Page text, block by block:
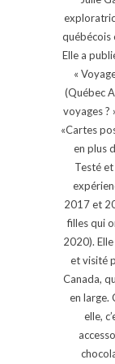
québécois
Elle a
«
(Québec
voyages ?
«Cartes
en plus
Testé
2017 et
filles qui
2020).
et visité
Canada,
en large.
elle,